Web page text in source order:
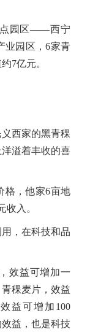
点园区——西宁
业园区，6家青
7亿元。
西家的黑青稞
溢着丰收的喜
格，他家6亩地
收入。
，在科技和品
效益可增加一
稞麦片，效益
益可增加100
益，也是科技